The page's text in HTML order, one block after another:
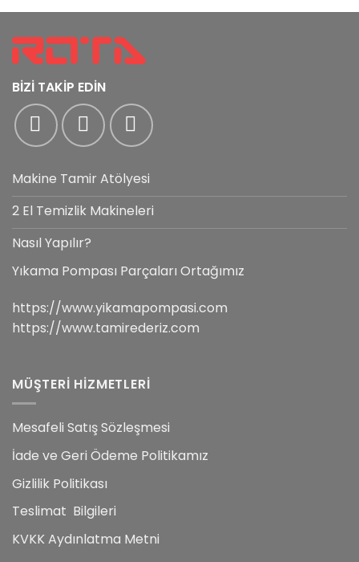
BİZİ TAKİP EDİN
Makine Tamir Atölyesi
2 El Temizlik Makineleri
Nasıl Yapılır?
Yıkama Pompası Parçaları Ortağımız
https://www.yikamapompasi.com
https://www.tamirederiz.com
MÜŞTERİ HİZMETLERİ
Mesafeli Satış Sözleşmesi
İade ve Geri Ödeme Politikamız
Gizlilik Politikası
Teslimat Bilgileri
KVKK Aydınlatma Metni